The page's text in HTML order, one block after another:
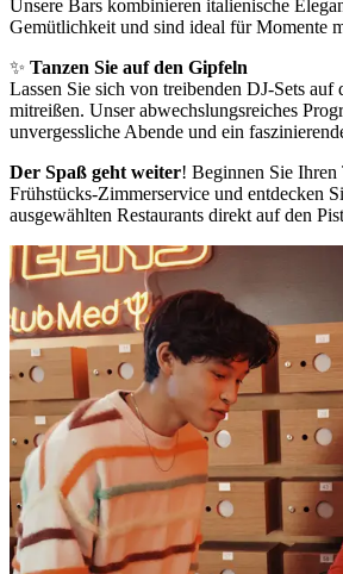
Unsere Bars kombinieren italienische
Gemütlichkeit und sind ideal für Momente
✨ Tanzen Sie auf den Gipfeln
Lassen Sie sich von treibenden DJ-Sets
mitreißen. Unser abwechslungsreiches
unvergessliche Abende und ein
Der Spaß geht weiter! Beginnen Sie Ihren
Frühstücks-Zimmerservice und entdecken
ausgewählten Restaurants direkt auf den